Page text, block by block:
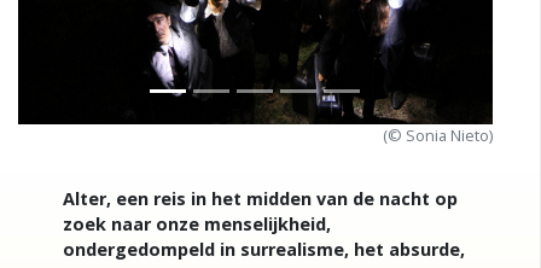
(© Sonia Nieto)
Alter, een reis in het midden van de nacht op
zoek naar onze menselijkheid,
ondergedompeld in surrealisme, het absurde,